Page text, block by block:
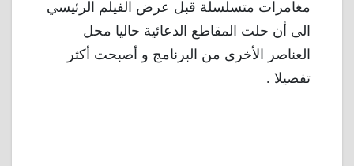
مغامرات متسلسلة قبل عرض الفيلم الرئيسي
الى أن حلت المقاطع الدعائية حاليا محل
العناصر الأخرى من البرنامج و أصبحت أكثر
تفصيلا .